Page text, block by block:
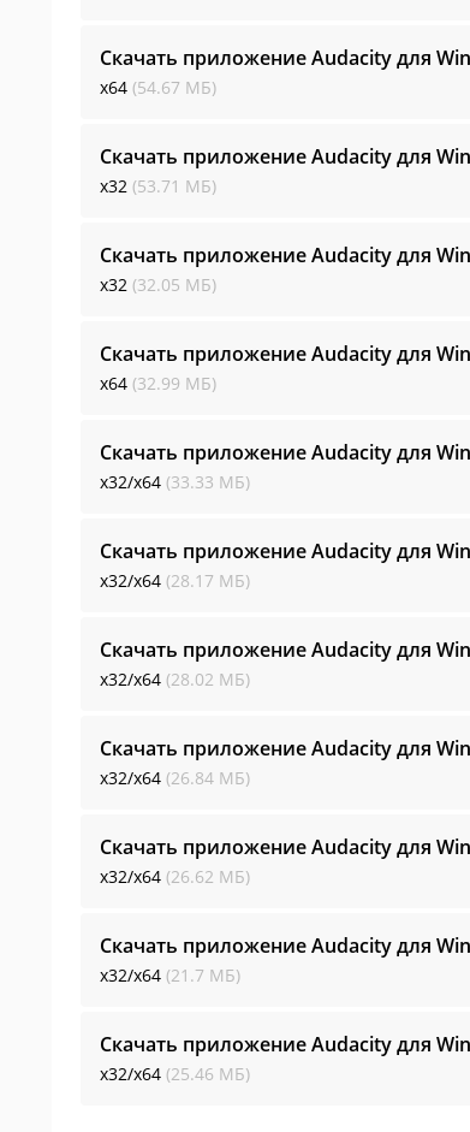
Скачать приложение Audacity для
x64 (54.67 МБ)
Скачать приложение Audacity для
x32 (53.71 МБ)
Скачать приложение Audacity для
x32 (32.05 МБ)
Скачать приложение Audacity для
x64 (32.99 МБ)
Скачать приложение Audacity для
x32/x64 (33.33 МБ)
Скачать приложение Audacity для
x32/x64 (28.17 МБ)
Скачать приложение Audacity для
x32/x64 (28.02 МБ)
Скачать приложение Audacity для
x32/x64 (26.84 МБ)
Скачать приложение Audacity для
x32/x64 (26.62 МБ)
Скачать приложение Audacity для
x32/x64 (21.7 МБ)
Скачать приложение Audacity для
x32/x64 (25.46 МБ)